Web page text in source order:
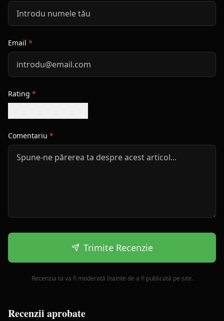
Email *
Rating *
Comentariu *
Trimite Recenzie
Recenzia ta va fi moderată înainte de a fi publicată pe site.
Recenzii aprobate